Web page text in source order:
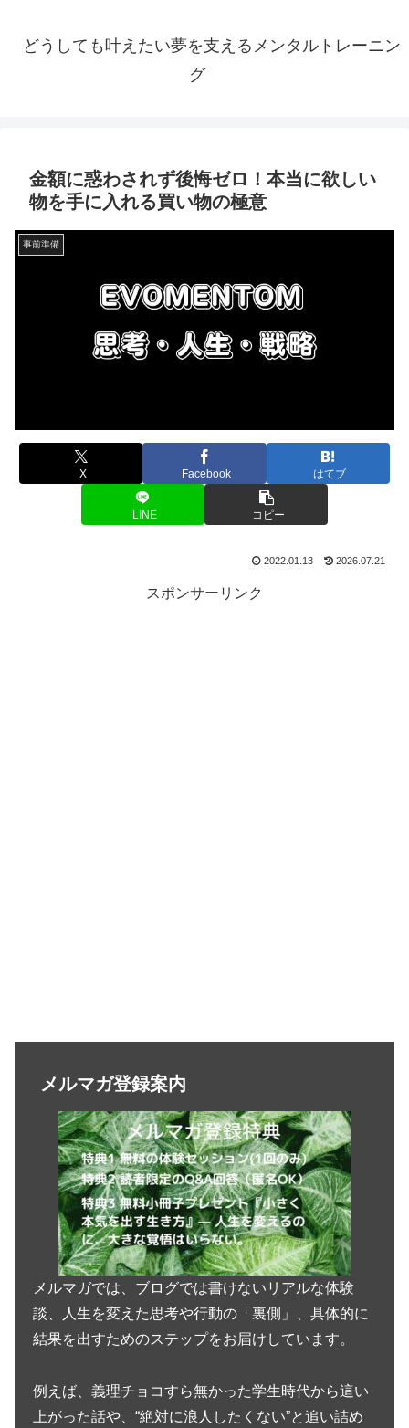
どうしても叶えたい夢を支えるメンタルトレーニン
グ
金額に惑わされず後悔ゼロ！本当に欲しい
物を手に入れる買い物の極意
事前準備
X Facebook はてブ
LINE コピー
2022.01.13 2026.07.21
スポンサーリンク
メルマガ登録案内
メルマガでは、ブログでは書けないリアルな体験
談、人生を変えた思考や行動の「裏側」、具体的に
結果を出すためのステップをお届けしています。
例えば、義理チョコすら無かった学生時代から這い
上がった話や、“絶対に浪人したくない”と追い詰め